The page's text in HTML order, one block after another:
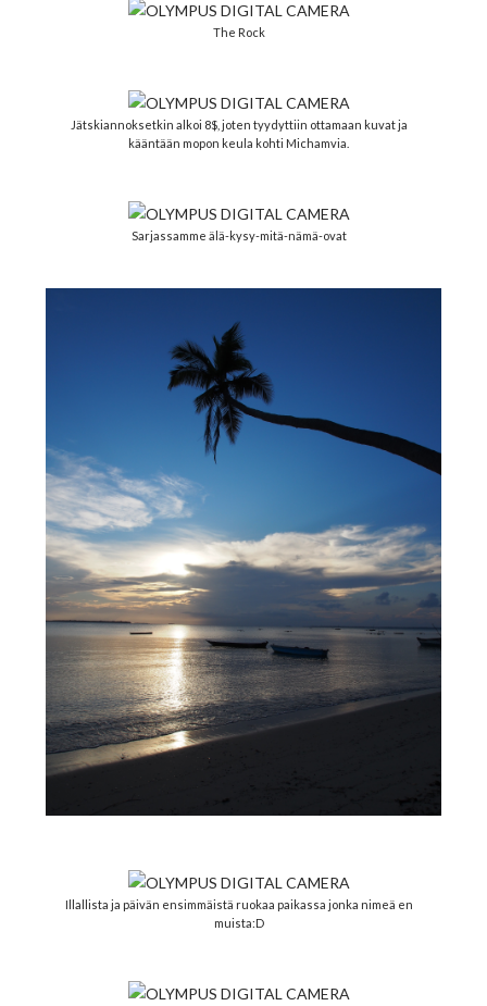
The Rock
Jätskiannoksetkin alkoi 8$, joten tyydyttiin ottamaan kuvat ja
kääntään mopon keula kohti Michamvia.
Sarjassamme älä-kysy-mitä-nämä-ovat
Illallista ja päivän ensimmäistä ruokaa paikassa jonka nimeä en
muista:D